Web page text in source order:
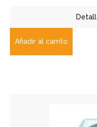
Añadir al carrito